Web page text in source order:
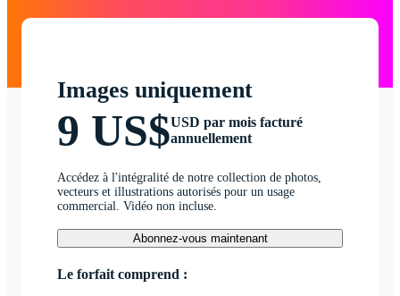
Images uniquement
9 US$USD par mois facturé
annuellement
Accédez à l'intégralité de notre collection de photos,
vecteurs et illustrations autorisés pour un usage
commercial. Vidéo non incluse.
Abonnez-vous maintenant
Le forfait comprend :